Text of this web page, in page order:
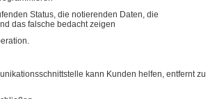
Status, die notierenden Daten, die
das falsche bedacht zeigen
kann Kunden helfen, entfernt zu